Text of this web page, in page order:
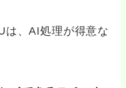
は、AI処理が得意な